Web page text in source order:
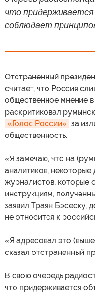
что
соблюдает
Отстраненный
считает, что Россия
общественное мнение в
раскритиковал
«Голос России» за
общественность.
«Я замечаю, что на
аналитиков,
журналистов, которые
инструкциям,
заявил Траян Бэсеску,
не относится к
«Я адресовал это
сказал отстраненный
В свою очередь
что придерживается